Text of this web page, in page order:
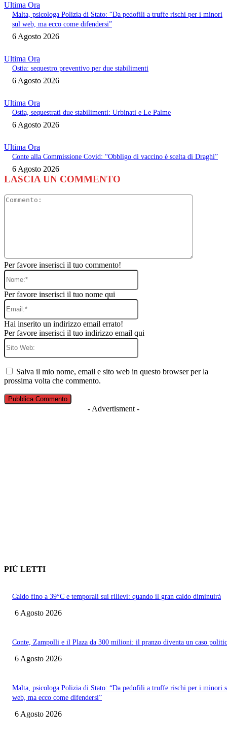
Ultima Ora
Malta, psicologa Polizia di Stato: “Da pedofili a truffe rischi per i minori
sul web, ma ecco come difendersi”
6 Agosto 2026
Ultima Ora
Ostia: sequestro preventivo per due stabilimenti
6 Agosto 2026
Ultima Ora
Ostia, sequestrati due stabilimenti: Urbinati e Le Palme
6 Agosto 2026
Ultima Ora
Conte alla Commissione Covid: “Obbligo di vaccino è scelta di Draghi”
6 Agosto 2026
LASCIA UN COMMENTO
Per favore inserisci il tuo commento!
Nome:*
Per favore inserisci il tuo nome qui
Email:*
Hai inserito un indirizzo email errato!
Per favore inserisci il tuo indirizzo email qui
Sito
Salva il mio nome, email e sito web in questo browser per la
prossima volta che commento.
- Advertisment -
PIÙ LETTI
Caldo fino a 39°C e temporali sui rilievi: quando il gran caldo diminuirà
6 Agosto 2026
Conte, Zampolli e il Plaza da 300 milioni: il pranzo diventa un caso
6 Agosto 2026
Malta, psicologa Polizia di Stato: “Da pedofili a truffe rischi per i minori
web, ma ecco come difendersi”
6 Agosto 2026